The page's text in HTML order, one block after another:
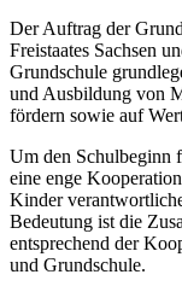
Der Auftrag der
Freistaates Sachsen
Grundschule
und Ausbildung von
fördern sowie auf
Um den Schulbeginn
eine enge
Kinder
Bedeutung ist die
entsprechend der
und Grundschule.